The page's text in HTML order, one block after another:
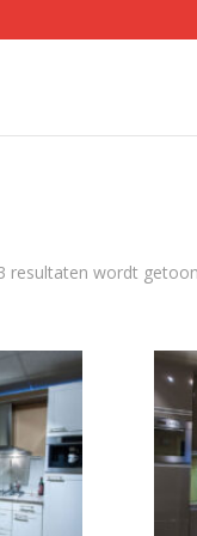
resultaten wordt